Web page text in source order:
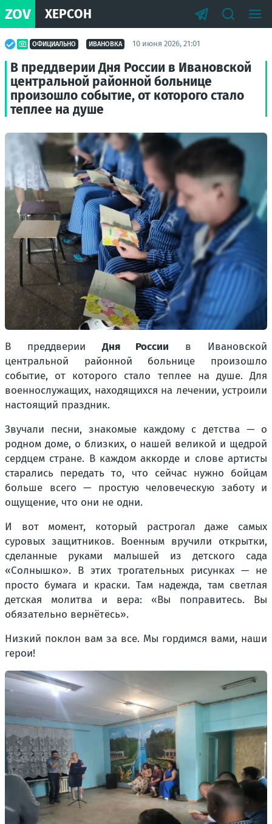
ZOV ХЕРСОН
ОФИЦИАЛЬНО ИВАНОВКА 10 июня 2026, 21:01
В преддверии Дня России в Ивановской
центральной районной больнице
произошло событие, от которого стало
теплее на душе
В преддверииДня России в Ивановской
центральной районной больнице произошло
событие, от которого стало теплее на душе. Для
военнослужащих, находящихся на лечении, устроили
настоящий праздник.
Звучали песни, знакомые каждому с детства — о
родном доме, о близких, о нашей великой и щедрой
сердцем стране. В каждом аккорде и слове артисты
старались передать то, что сейчас нужно бойцам
больше всего — простую человеческую заботу и
ощущение, что они не одни.
И вот момент, который растрогал даже самых
суровых защитников. Военным вручили открытки,
сделанные руками малышей из детского сада
«Солнышко». В этих трогательных рисунках — не
просто бумага и краски. Там надежда, там светлая
детская молитва и вера: «Вы поправитесь. Вы
обязательно вернётесь».
Низкий поклон вам за все. Мы гордимся вами, наши
герои!